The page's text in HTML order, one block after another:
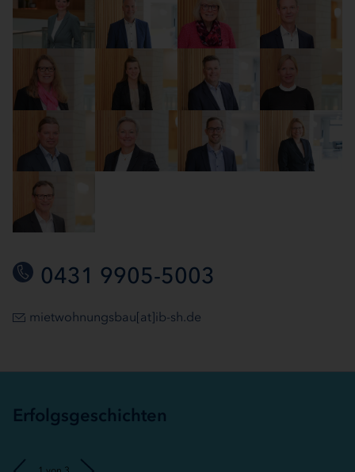
0431 9905-5003
mietwohnungsbau[at]ib-sh.de
Erfolgsgeschichten
Vorheriges